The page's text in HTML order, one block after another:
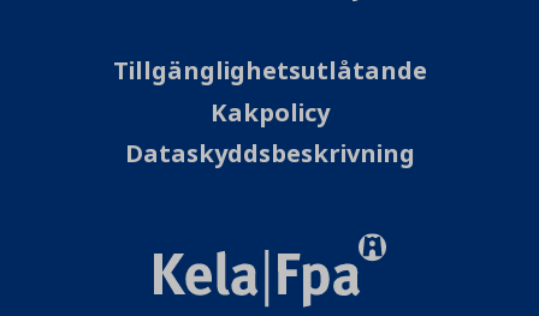
Tillgänglighetsutlåtande
Kakpolicy
Dataskyddsbeskrivning